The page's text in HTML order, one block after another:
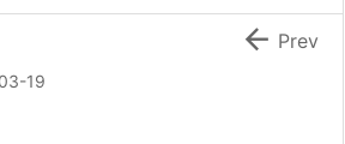
19
 Prev